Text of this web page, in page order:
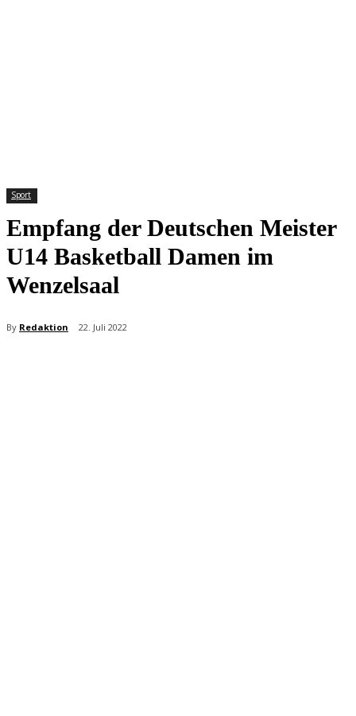
Sport
Empfang der Deutschen Meister
U14 Basketball Damen im
Wenzelsaal
By Redaktion 22. Juli 2022